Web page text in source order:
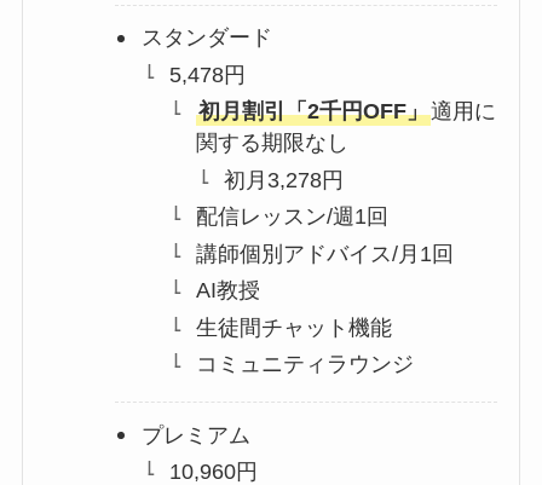
スタンダード
5,478円
初月割引「2千円OFF」適用に
関する期限なし
初月3,278円
配信レッスン/週1回
講師個別アドバイス/月1回
AI教授
生徒間チャット機能
コミュニティラウンジ
プレミアム
10,960円